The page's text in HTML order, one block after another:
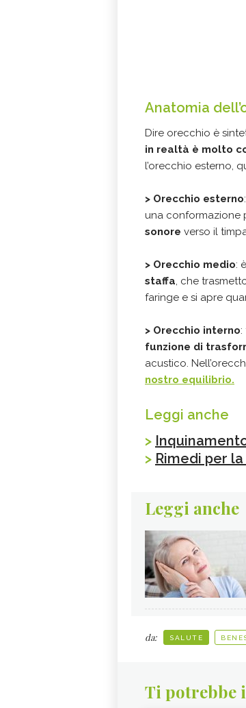
Anatomia
Dire orecchio è
in realtà è molto
l’orecchio esterno,
> Orecchio esterno
una conformazione
sonore verso il
> Orecchio medio:
staffa, che
faringe e si apre
> Orecchio interno
funzione di
acustico.
nostro equilibrio.
Leggi anche
>
> Rimedi per
Leggi anche
da: SALUTE
Ti potrebbe